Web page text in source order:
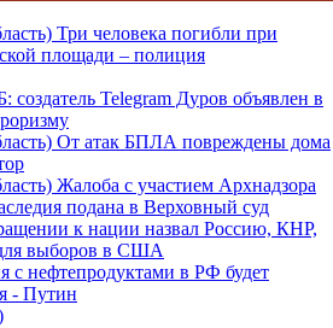
Три человека погибли при
площади – полиция
создатель Telegram Дуров объявлен в
От атак БПЛА повреждены дома
Жалоба с участием Архнадзора
подана в Верховный суд
к нации назвал Россию, КНР,
выборов в США
с нефтепродуктами в РФ будет
- Путин